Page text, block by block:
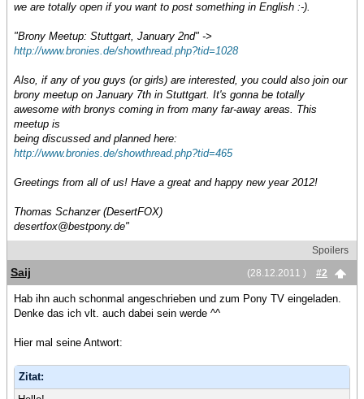
we are totally open if you want to post something in English :-).
"Brony Meetup: Stuttgart, January 2nd" ->
http://www.bronies.de/showthread.php?tid=1028
Also, if any of you guys (or girls) are interested, you could also join our
brony meetup on January 7th in Stuttgart. It's gonna be totally
awesome with bronys coming in from many far-away areas. This
meetup is
being discussed and planned here:
http://www.bronies.de/showthread.php?tid=465
Greetings from all of us! Have a great and happy new year 2012!
Thomas Schanzer (DesertFOX)
desertfox@bestpony.de"
Spoilers
(28.12.2011 )
#2
Saij
Hab ihn auch schonmal angeschrieben und zum Pony TV eingeladen.
Denke das ich vlt. auch dabei sein werde ^^
Hier mal seine Antwort:
Zitat: